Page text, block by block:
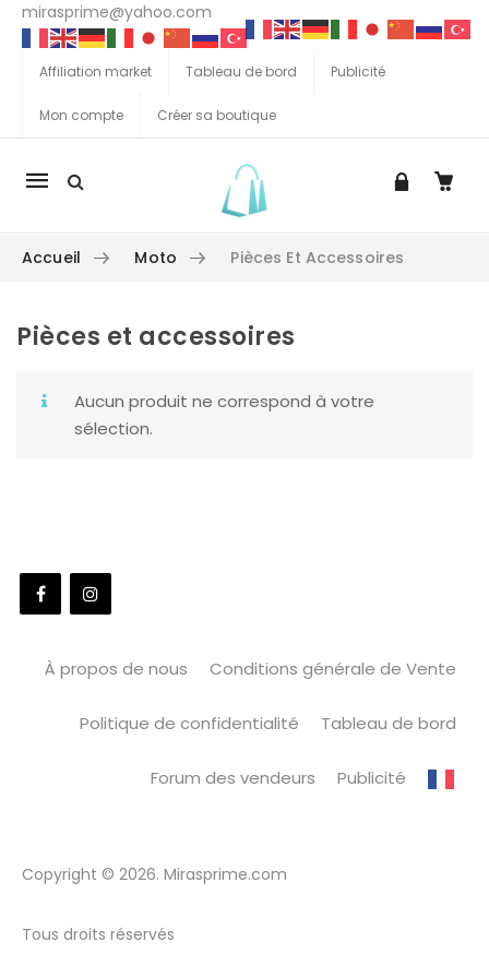
mirasprime@yahoo.com
Affiliation market Tableau de bord Publicité
Mon compte Créer sa boutique
La
Mobile
Accueil Moto Pièces Et Accessoires
Aller au contenu
Pièces et accessoires
Aucun produit ne correspond à votre
sélection.
À propos de nous Conditions générale de Vente
Politique de confidentialité Tableau de bord
Forum des vendeurs Publicité
Copyright © 2026. Mirasprime.com
Tous droits réservés